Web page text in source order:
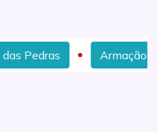
Armação de Ferro